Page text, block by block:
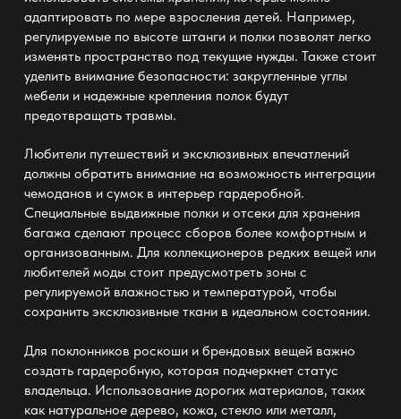
адаптировать по мере взросления детей. Например,
регулируемые по высоте штанги и полкипозволят легко
изменять пространство под текущие нужды. Также стоит
уделить внимание безопасности: закругленные углы
мебели и надежные крепления полок будут
предотвращать травмы.
Любители путешествий и эксклюзивных впечатлений
должны обратить внимание на возможность интеграции
чемоданов и сумок в интерьер гардеробной.
Специальные выдвижные полки и отсеки для хранения
багажа сделают процесс сборов более комфортным и
организованным. Для коллекционеров редких вещей или
любителей моды стоит предусмотреть зоны с
регулируемой влажностью и температурой, чтобы
сохранить эксклюзивные ткани в идеальном состоянии.
Для поклонников роскоши и брендовых вещей важно
создать гардеробную, которая подчеркнет статус
владельца. Использование дорогих материалов, таких
как натуральное дерево, кожа, стекло или металл,